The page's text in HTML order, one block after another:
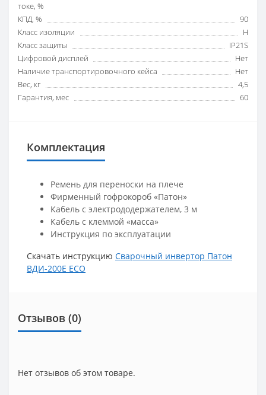
токе, %
КПД, %
90
Класс изоляции
H
Класс защиты
IP21S
Цифровой дисплей
Нет
Наличие транспортировочного кейса
Нет
Вес, кг
4,5
Гарантия, мес
60
Комплектация
Ремень для переноски на плече
Фирменный гофрокороб «Патон»
Кабель с электрододержателем, 3 м
Кабель с клеммой «масса»
Инструкция по эксплуатации
Скачать инструкцию Сварочный инвертор Патон
ВДИ-200E ECO
Отзывов (0)
Нет отзывов об этом товаре.